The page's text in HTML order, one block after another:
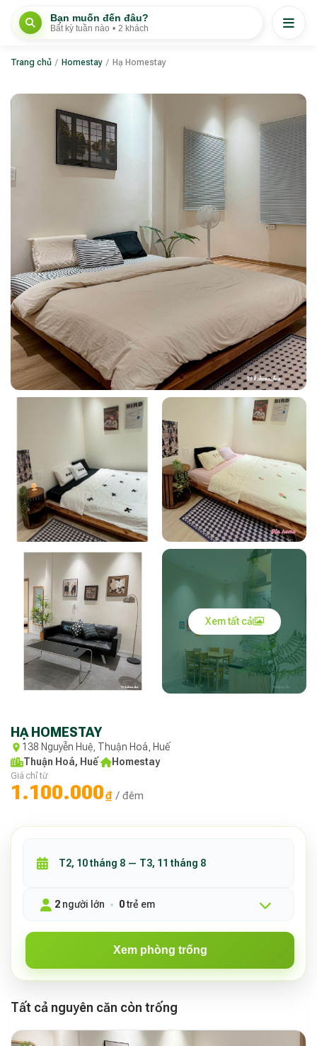
Bạn muốn đến đâu?
Bất kỳ tuần nào • 2 khách
Trang chủ / Homestay / Hạ Homestay
Xem tất cả
HẠ HOMESTAY
138 Nguyễn Huệ, Thuận Hoá, Huế
Thuận Hoá, Huế· Homestay
Giá chỉ từ
1.100.000₫ / đêm
2 người lớn 0trẻ em
Xem phòng trống
Tất cả nguyên căn còn trống